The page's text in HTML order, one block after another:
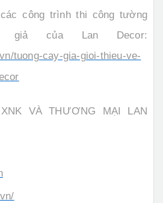
công trình thi công tường
giả của Lan Decor:
tuong-cay-gia-gioi-thieu-ve-
VÀ THƯƠNG MẠI LAN